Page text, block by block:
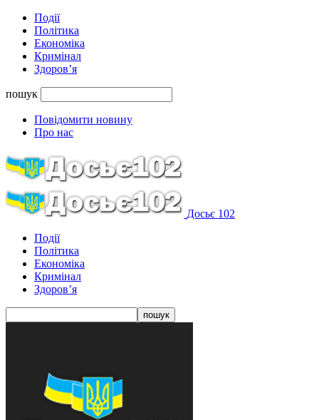
Події
Політика
Економіка
Кримінал
Здоров’я
пошук
Повідомити новину
Про нас
Досьє 102
Події
Політика
Економіка
Кримінал
Здоров’я